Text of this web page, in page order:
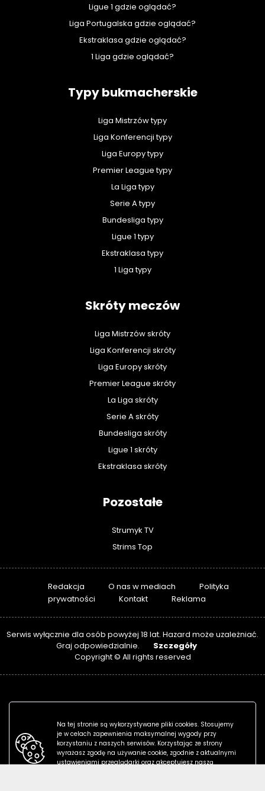
Ligue 1 gdzie oglądać?
Liga Portugalska gdzie oglądać?
Ekstraklasa gdzie oglądać?
1 Liga gdzie oglądać?
Typy bukmacherskie
Liga Mistrzów typy
Liga Konferencji typy
Liga Europy typy
Premier League typy
La Liga typy
Serie A typy
Bundesliga typy
Ligue 1 typy
Ekstraklasa typy
1 Liga typy
Skróty meczów
Liga Mistrzów skróty
Liga Konferencji skróty
Liga Europy skróty
Premier League skróty
La Liga skróty
Serie A skróty
Bundesliga skróty
Ligue 1 skróty
Ekstraklasa skróty
Pozostałe
Strumyk TV
Strims Top
Redakcja O nas w mediach
Polityka
prywatności
Kontakt Reklama
Serwis wyłącznie dla osób powyżej 18 lat. Hazard może uzależniać.
Graj odpowiedzialnie.
Szczegóły
Copyright © All rights reserved
Na tej stronie są wykorzystywane pliki cookies. Stosujemy
je w celach zapewnienia maksymalnej wygody przy
korzystaniu z naszych serwisów. Korzystając ze strony
wyrażasz zgodę na używanie cookie, zgodnie z aktualnymi
ustawieniami przeglądarki oraz akceptujesz naszą